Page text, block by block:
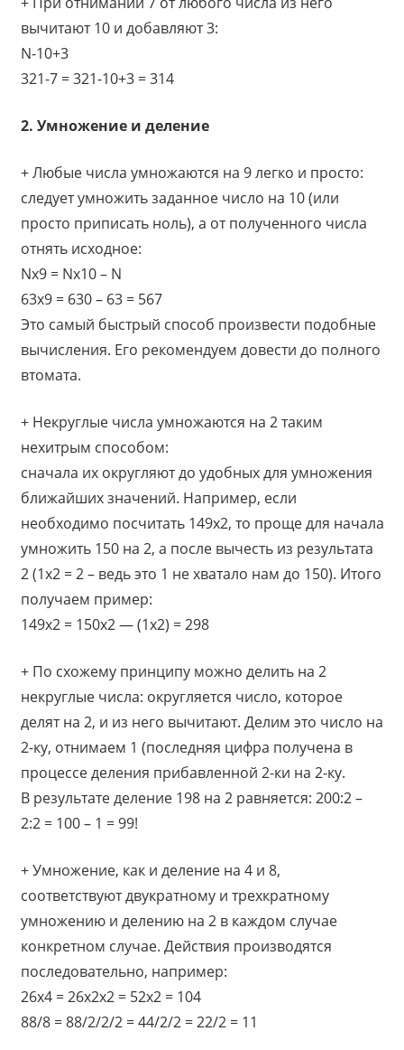
вычитают 10 и добавляют 3:
N-10+3
321-7 = 321-10+3 = 314
2. Умножение и деление
+ Любые числа умножаются на 9 легко и просто:
следует умножить заданное число на 10 (или
просто приписать ноль), а от полученного числа
отнять исходное:
Nх9 = Nx10 – N
63х9 = 630 – 63 = 567
Это самый быстрый способ произвести подобные
вычисления. Его рекомендуем довести до полного
втомата.
+ Некруглые числа умножаются на 2 таким
нехитрым способом:
сначала их округляют до удобных для умножения
ближайших значений. Например, если
необходимо посчитать 149х2, то проще для начала
умножить 150 на 2, а после вычесть из результата
2 (1х2 = 2 – ведь это 1 не хватало нам до 150). Итого
получаем пример:
149х2 = 150х2 — (1х2) = 298
+ По схожему принципу можно делить на 2
некруглые числа: округляется число, которое
делят на 2, и из него вычитают. Делим это число на
2-ку, отнимаем 1 (последняя цифра получена в
процессе деления прибавленной 2-ки на 2-ку.
В результате деление 198 на 2 равняется: 200:2 –
2:2 = 100 – 1 = 99!
+ Умножение, как и деление на 4 и 8,
соответствуют двукратному и трехкратному
умножению и делению на 2 в каждом случае
конкретном случае. Действия производятся
последовательно, например:
26х4 = 26х2х2 = 52х2 = 104
88/8 = 88/2/2/2 = 44/2/2 = 22/2 = 11